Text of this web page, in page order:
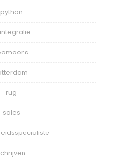
python
rug
sales